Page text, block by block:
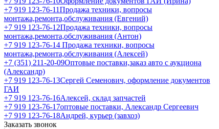
+7 919 123-76-11Продажа техники, вопросы
монтажа,ремонта,обслуживания (Евгений)
+7 919 123-76-12Продажа техники, вопросы
монтажа,ремонта,обслуживания (Антон)
+7 919 123-76-14 Продажа техники, вопросы
монтажа,ремонта,обслуживания (Алексей)
+7 (351) 211-20-09Оптовые поставки,заказ авто с аукциона
(Александр)
+7 919 123-76-13Сергей Семенович, оформление документов
ГАИ
+7 919 123-76-16Алексей, склад запчастей
+7 919 123-76-17оптовые поставки, Александр Сергеевич
+7 919 123-76-18Андрей, курьер (завхоз)
Заказать звонок